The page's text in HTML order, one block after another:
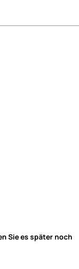
Sie es später noch